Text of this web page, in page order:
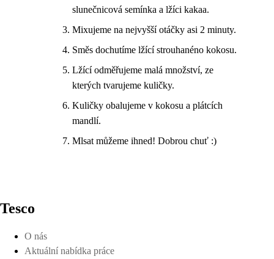
slunečnicová semínka a lžíci kakaa.
Mixujeme na nejvyšší otáčky asi 2 minuty.
Směs dochutíme lžící strouhanéno kokosu.
Lžící odměřujeme malá množství, ze
kterých tvarujeme kuličky.
Kuličky obalujeme v kokosu a plátcích
mandlí.
Mlsat můžeme ihned! Dobrou chuť :)
Tesco
O nás
Aktuální nabídka práce